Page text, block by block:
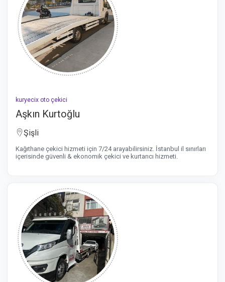
kuryecix oto çekici
Aşkın Kurtoğlu
Şişli
Kağıthane çekici hizmeti için 7/24 arayabilirsiniz. İstanbul il sınırları
içerisinde güvenli & ekonomik çekici ve kurtarıcı hizmeti.